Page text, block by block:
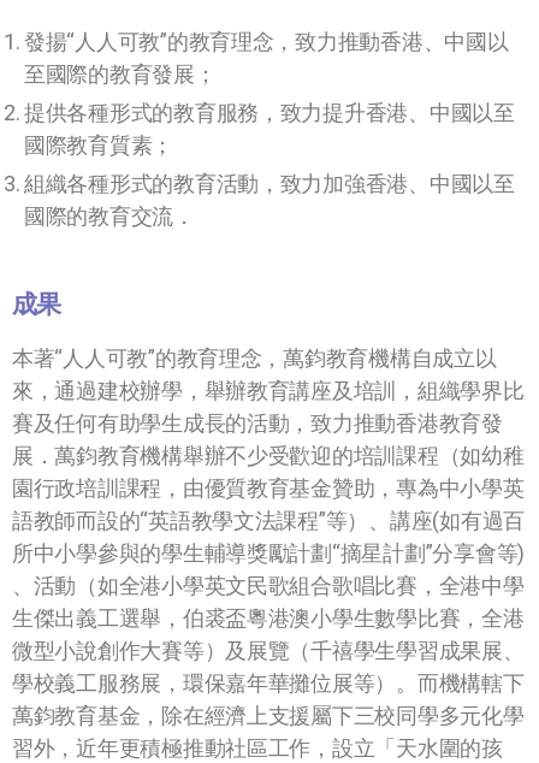
發揚“人人可教”的教育理念，致力推動香港、中國以
至國際的教育發展；
提供各種形式的教育服務，致力提升香港、中國以至
國際教育質素；
組織各種形式的教育活動，致力加強香港、中國以至
國際的教育交流．
成果
本著“人人可教”的教育理念，萬鈞教育機構自成立以
來，通過建校辦學，舉辦教育講座及培訓，組織學界比
賽及任何有助學生成長的活動，致力推動香港教育發
展．萬鈞教育機構舉辦不少受歡迎的培訓課程（如幼稚
園行政培訓課程，由優質教育基金贊助，專為中小學英
語教師而設的“英語教學文法課程”等）、講座(如有過百
所中小學參與的學生輔導獎勵計劃“摘星計劃”分享會等)
、活動（如全港小學英文民歌組合歌唱比賽，全港中學
生傑出義工選舉，伯裘盃粵港澳小學生數學比賽，全港
微型小說創作大賽等）及展覽（千禧學生學習成果展、
學校義工服務展，環保嘉年華攤位展等）。而機構轄下
萬鈞教育基金，除在經濟上支援屬下三校同學多元化學
習外，近年更積極推動社區工作，設立「天水圍的孩